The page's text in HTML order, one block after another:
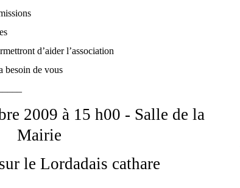
d’aider l’association
besoin de vous
2009 à 15 h00 - Salle de la
Mairie
le Lordadais cathare